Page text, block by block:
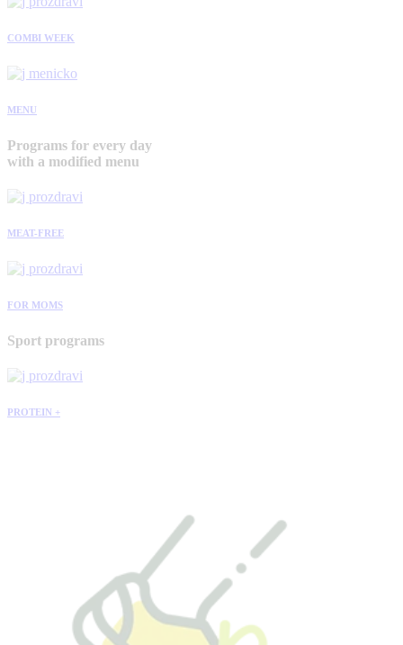
COMBI WEEK
MENU
Programs for every day
with a modified menu
MEAT-FREE
FOR MOMS
Sport programs
PROTEIN +